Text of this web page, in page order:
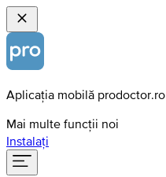
Aplicația mobilă prodoctor.ro
Mai multe funcții noi
Instalați